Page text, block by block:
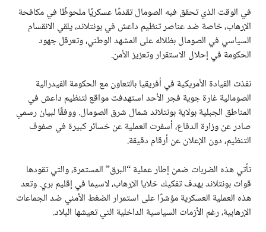
في الوقت الذي تحقق فيه الصومال تقدمًا عسكريًا ملحوظًا في مكافحة
الإرهاب، خاصة ضد عناصر تنظيم داعش في بونتلاند، يلقي الانقسام
السياسي في الصومال بظلاله على المشهد الوطني، وتعرقل جهود
الحكومة في إحلال الاستقرار وتعزيز الأمن.
نفذت القيادة الأمريكية في أفريقيا بالتعاون مع الحكومة الفيدرالية
الصومالية غارة جوية فجر الأحد استهدفت مواقع لتنظيم داعش في
المناطق الجبلية بولاية بونتلاند شمال شرق الصومال. ووفقًا لبيان رسمي
صادر عن وزارة الدفاع، أسفرت العملية عن خسائر كبيرة في صفوف
التنظيم، دون الإعلان عن أرقام دقيقة.
تأتي هذه الضربات ضمن إطار عملية “البرق” المستمرة، والتي تقودها
قوات بونتلاند بهدف تفكيك خلايا الإرهاب، لاسيما في إقليم بري. وتعد
هذه العملية العسكرية مؤشرًا على استمرار الضغط الأمني ضد الجماعات
الإرهابية، رغم الأزمات السياسية الداخلية التي تعيشها البلاد.